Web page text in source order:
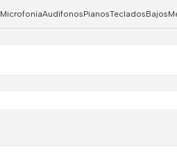
MicrofoníaAudífonosPianosTecladosBajos